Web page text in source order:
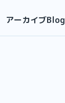
アーカイブBlog